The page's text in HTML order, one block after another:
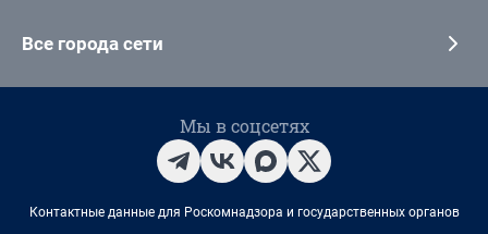
Все города сети
Мы в соцсетях
Контактные данные для Роскомнадзора и государственных органов